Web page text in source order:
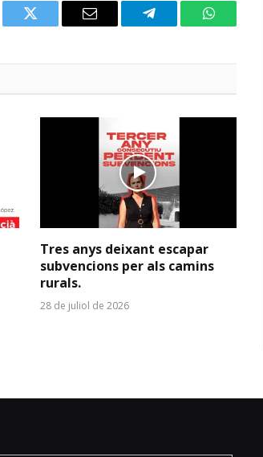
Twitter Email Telegram WhatsApp
Tres anys deixant escapar
subvencions per als camins
rurals.
28 de juliol de 2026